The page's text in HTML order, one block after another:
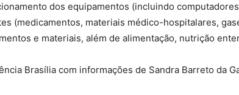
dos equipamentos (incluindo
(medicamentos, materiais médico-hospitalares,
e materiais, além de alimentação, nutrição
Brasília com informações de Sandra Barreto da